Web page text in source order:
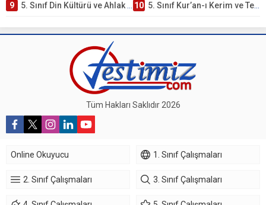
9 5. Sınıf Din Kültürü ve Ahlak Bilgisi 3. Ünite: Kur’an-ı Kerim Çalışmaları 10 5. Sınıf Kur’an-ı Kerim ve Temel Özellikleri Testi – Online Çöz
Tüm Hakları Saklıdır 2026
Online Okuyucu 1. Sınıf Çalışmaları
2. Sınıf Çalışmaları 3. Sınıf Çalışmaları